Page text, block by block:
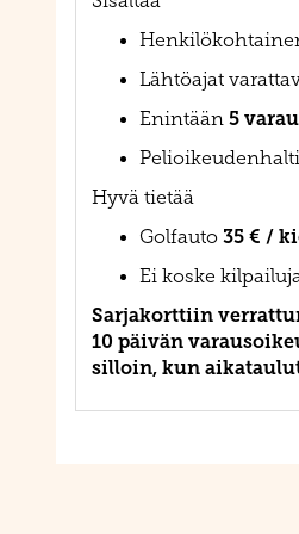
Lähtöajat
Enintään 5
Hyvä tietää
Golfauto 35 € /
Ei koske kilpailuja
Sarjakorttiin
10 päivän
silloin, kun